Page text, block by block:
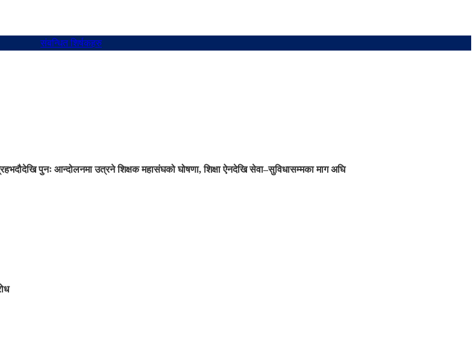
संबन्धित शिर्षकहरु
भदौदेखि पुनः आन्दोलनमा उत्रने शिक्षक महासंघको घोषणा, शिक्षा ऐनदेखि सेवा–सुविधासम्मका माग अघि